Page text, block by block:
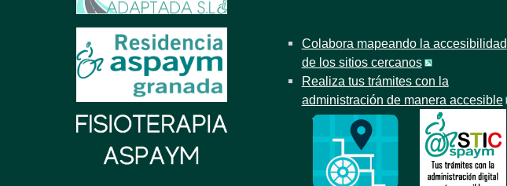
Colabora mapeando la accesibilidad
de los sitios cercanos
Realiza tus trámites con la
administración de manera accesible